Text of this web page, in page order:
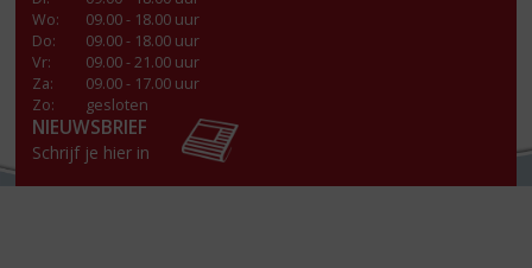
Wo:
09.00 - 18.00 uur
Do:
09.00 - 18.00 uur
Vr:
09.00 - 21.00 uur
Za:
09.00 - 17.00 uur
Zo:
gesloten
NIEUWSBRIEF
Schrijf je hier in